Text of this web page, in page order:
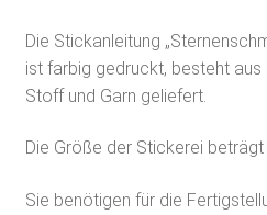
Die Stickanleitung
ist farbig gedruckt, besteht aus
Stoff und Garn geliefert.
Die Größe der Stickerei
Sie benötigen für die